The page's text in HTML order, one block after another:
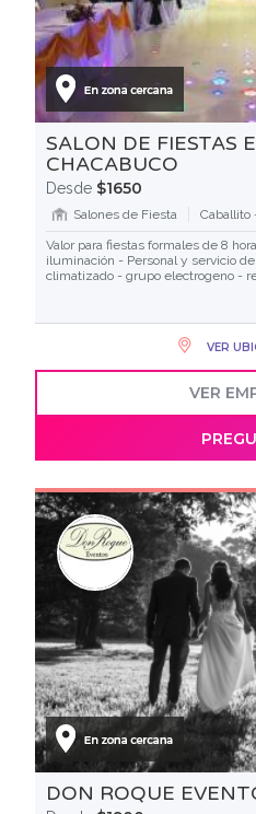
SALON DE FIESTAS
CHACABUCO
Desde $1650
Salones de Fiesta
Caballito
Valor para fiestas formales de 8
iluminación - Personal y servicio
climatizado - grupo electrogeno -
VER
VER
DON ROQUE